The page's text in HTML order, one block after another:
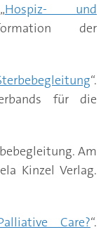
Hospiz- und
der
“.
für die
Am
Kinzel Verlag.
Care?“.